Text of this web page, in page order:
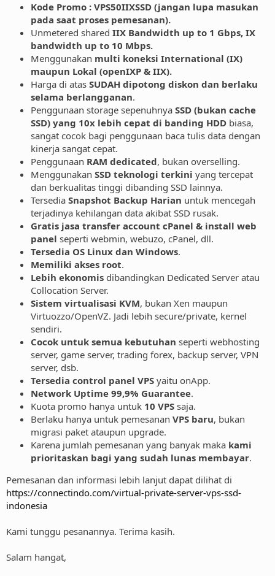
Kode Promo : VPS50IIXSSD (jangan lupa masukan
pada saat proses pemesanan).
Unmetered shared IIX Bandwidth up to 1 Gbps, IX
bandwidth up to 10 Mbps.
Menggunakan multi koneksi International (IX)
maupun Lokal (openIXP & IIX).
Harga di atas SUDAH dipotong diskon dan berlaku
selama berlangganan.
Penggunaan storage sepenuhnya SSD (bukan cache
SSD) yang 10x lebih cepat di banding HDD biasa,
sangat cocok bagi penggunaan baca tulis data dengan
kinerja sangat cepat.
Penggunaan RAM dedicated, bukan overselling.
Menggunakan SSD teknologi terkini yang tercepat
dan berkualitas tinggi dibanding SSD lainnya.
Tersedia Snapshot Backup Harian untuk mencegah
terjadinya kehilangan data akibat SSD rusak.
Gratis jasa transfer account cPanel & install web
panel seperti webmin, webuzo, cPanel, dll.
Tersedia OS Linux dan Windows.
Memiliki akses root.
Lebih ekonomis dibandingkan Dedicated Server atau
Collocation Server.
Sistem virtualisasi KVM, bukan Xen maupun
Virtuozzo/OpenVZ. Jadi lebih secure/private, kernel
sendiri.
Cocok untuk semua kebutuhan seperti webhosting
server, game server, trading forex, backup server, VPN
server, dsb.
Tersedia control panel VPS yaitu onApp.
Network Uptime 99,9% Guarantee.
Kuota promo hanya untuk 10 VPS saja.
Berlaku hanya untuk pemesanan VPS baru, bukan
migrasi paket ataupun upgrade.
Karena jumlah pemesanan yang banyak maka kami
prioritaskan bagi yang sudah lunas membayar.
Pemesanan dan informasi lebih lanjut dapat dilihat di
https://connectindo.com/virtual-private-server-vps-ssd-
indonesia
Kami tunggu pesanannya. Terima kasih.
Salam hangat,